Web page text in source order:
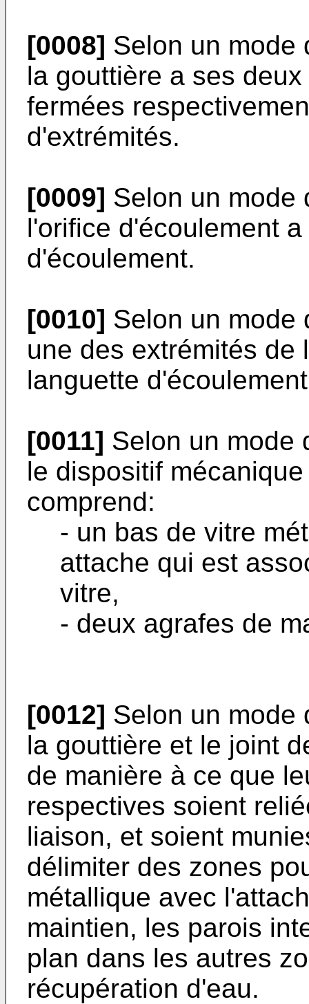
[0008] Selon un mode
la gouttière a ses
fermées
d'extrémités.
[0009] Selon un mode
l'orifice d'écoulement
d'écoulement.
[0010] Selon un mode
une des extrémités de
languette
[0011] Selon un mode
le dispositif
comprend:
- un bas de vitre
attache qui est
vitre,
- deux agrafes de
[0012] Selon un mode
la gouttière et le joint
de manière à ce que
respectives soient
liaison, et soient
délimiter des zones
métallique avec
maintien, les parois
plan dans les autres
récupération d'eau.